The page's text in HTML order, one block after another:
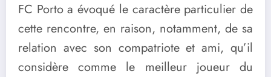
FC Porto a évoqué le caractère particulier de
cette rencontre, en raison, notamment, de sa
relation avec son compatriote et ami, qu’il
considère comme le meilleur joueur du